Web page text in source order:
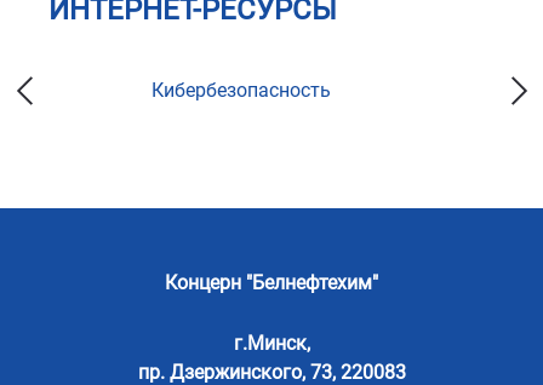
ИНТЕРНЕТ-РЕСУРСЫ
Кибербезопасность
Концерн "Белнефтехим"
г.Минск,
пр. Дзержинского, 73, 220083